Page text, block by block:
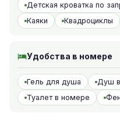
Детская кроватка по
Каяки
Квадроциклы
Удобства в номере
Гель для душа Душ
Туалет в номере
Фен